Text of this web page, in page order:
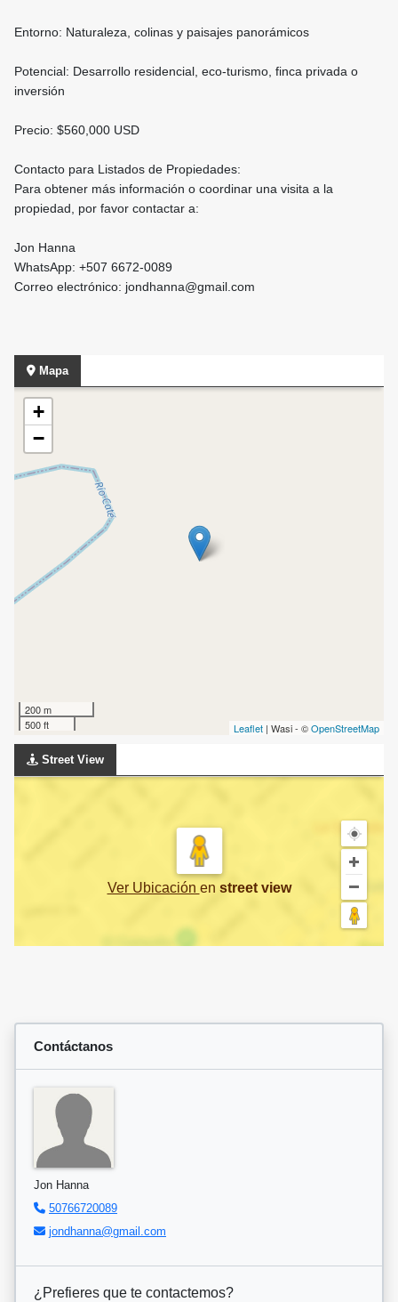
Entorno: Naturaleza, colinas y paisajes panorámicos
Potencial: Desarrollo residencial, eco-turismo, finca privada o
inversión
Precio: $560,000 USD
Contacto para Listados de Propiedades:
Para obtener más información o coordinar una visita a la
propiedad, por favor contactar a:
Jon Hanna
WhatsApp: +507 6672-0089
Correo electrónico: jondhanna@gmail.com
Mapa
+
−
200 m
500 ft
Leaflet | Wasi - ©OpenStreetMap
Street View
Ver Ubicación en street view
Contáctanos
Jon Hanna
50766720089
jondhanna@gmail.com
¿Prefieres que te contactemos?